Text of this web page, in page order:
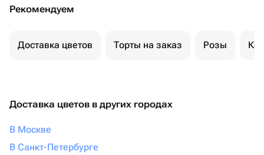
- подходит для детского сада, школы, развивающих
комнату
сезонные и праздничные варианты.
Если нужен набор для группы детей, подарок в садик
или партия на день рождения — пишите, подготовлю
Рекомендуем
Доставка цветов Торты на заказ Розы
Доставка цветов в других городах
В Москве
В Санкт-Петербурге